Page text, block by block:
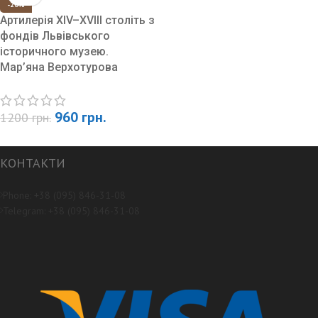
-20%
Артилерія XIV–XVIII століть з
фондів Львівського
історичного музею.
Мар’яна Верхотурова
1200грн. 960 грн.
КОНТАКТИ